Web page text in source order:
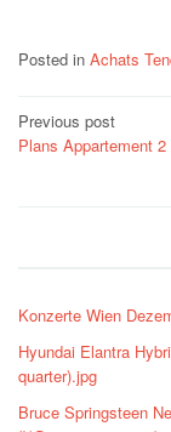
Posted in Achats
Post
navigation
Previous post
Plans Appartement 2
Konzerte Wien
Hyundai Elantra
quarter).jpg
Bruce Springsteen